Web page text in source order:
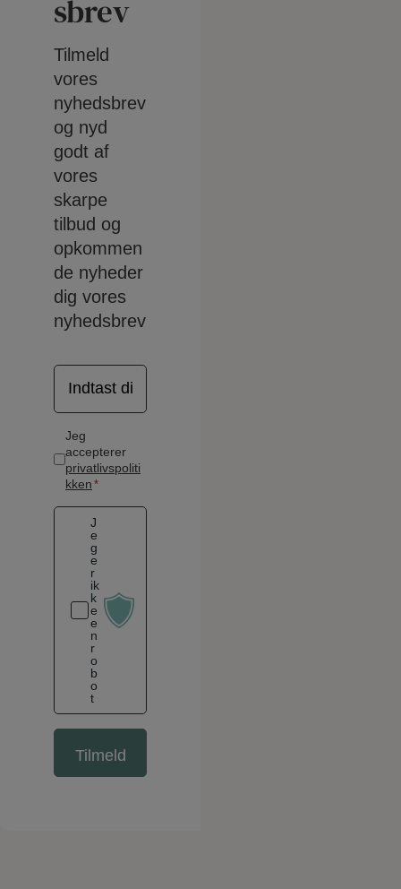
sbrev
Tilmeld
vores
nyhedsbrev
og nyd
godt af
vores
skarpe
tilbud og
opkommen
de nyheder
dig vores
nyhedsbrev
E
m
l
a
y
Jeg
accepterer
privatlivspoliti
kken *
J
e
g
e
r
ik
k
e
e
n
r
o
b
o
t